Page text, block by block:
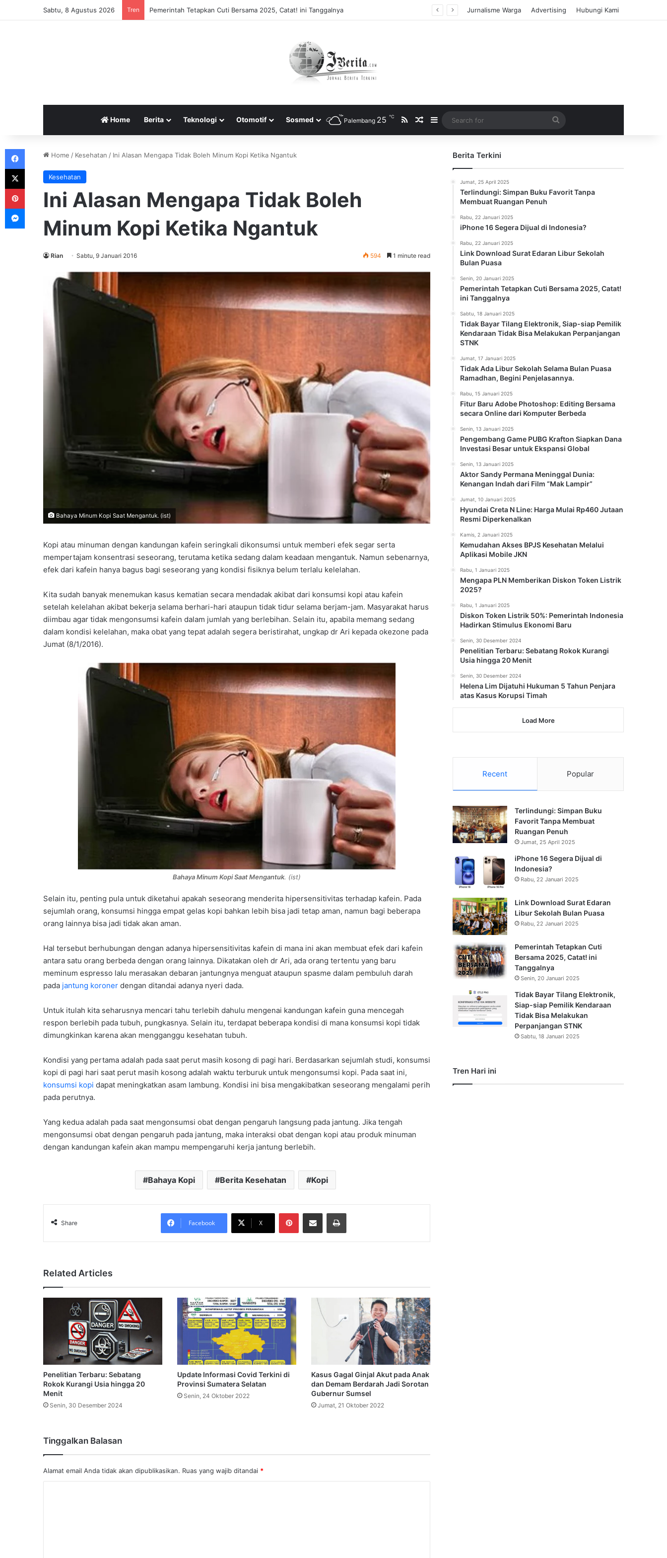
Sabtu, 8 Agustus 2026 Tren Pemerintah Tetapkan Cuti Bersama 2025, Catat! ini Tanggalnya Jurnalisme Warga Advertising Hubungi Kami
Home Berita Teknologi Otomotif Sosmed Palembang 25 ℃ RSSRandom Article
Sidebar
for
Home / Kesehatan / Ini Alasan Mengapa Tidak Boleh Minum Kopi Ketika Ngantuk
Kesehatan
Ini Alasan Mengapa Tidak Boleh
Minum Kopi Ketika Ngantuk
Rian Sabtu, 9 Januari 2016 594 1 minute read
Bahaya Minum Kopi Saat Mengantuk. (ist)
Kopi atau minuman dengan kandungan kafein seringkali dikonsumsi untuk memberi efek segar serta
mempertajam konsentrasi seseorang, terutama ketika sedang dalam keadaan mengantuk. Namun sebenarnya,
efek dari kafein hanya bagus bagi seseorang yang kondisi fisiknya belum terlalu kelelahan.
Kita sudah banyak menemukan kasus kematian secara mendadak akibat dari konsumsi kopi atau kafein
setelah kelelahan akibat bekerja selama berhari-hari ataupun tidak tidur selama berjam-jam. Masyarakat harus
diimbau agar tidak mengonsumsi kafein dalam jumlah yang berlebihan. Selain itu, apabila memang sedang
dalam kondisi kelelahan, maka obat yang tepat adalah segera beristirahat, ungkap dr Ari kepada okezone pada
Jumat (8/1/2016).
Bahaya Minum Kopi Saat Mengantuk. (ist)
Selain itu, penting pula untuk diketahui apakah seseorang menderita hipersensitivitas terhadap kafein. Pada
sejumlah orang, konsumsi hingga empat gelas kopi bahkan lebih bisa jadi tetap aman, namun bagi beberapa
orang lainnya bisa jadi tidak akan aman.
Hal tersebut berhubungan dengan adanya hipersensitivitas kafein di mana ini akan membuat efek dari kafein
antara satu orang berbeda dengan orang lainnya. Dikatakan oleh dr Ari, ada orang tertentu yang baru
meminum espresso lalu merasakan debaran jantungnya menguat ataupun spasme dalam pembuluh darah
pada jantung koroner dengan ditandai adanya nyeri dada.
Untuk itulah kita seharusnya mencari tahu terlebih dahulu mengenai kandungan kafein guna mencegah
respon berlebih pada tubuh, pungkasnya. Selain itu, terdapat beberapa kondisi di mana konsumsi kopi tidak
dimungkinkan karena akan mengganggu kesehatan tubuh.
Kondisi yang pertama adalah pada saat perut masih kosong di pagi hari. Berdasarkan sejumlah studi, konsumsi
kopi di pagi hari saat perut masih kosong adalah waktu terburuk untuk mengonsumsi kopi. Pada saat ini,
konsumsi kopi dapat meningkatkan asam lambung. Kondisi ini bisa mengakibatkan seseorang mengalami perih
pada perutnya.
Yang kedua adalah pada saat mengonsumsi obat dengan pengaruh langsung pada jantung. Jika tengah
mengonsumsi obat dengan pengaruh pada jantung, maka interaksi obat dengan kopi atau produk minuman
dengan kandungan kafein akan mampu mempengaruhi kerja jantung berlebih.
Bahaya Kopi Berita Kesehatan Kopi
Share Facebook X
PinterestShare via Email Print
Related Articles
Penelitian Terbaru: Sebatang
Rokok Kurangi Usia hingga 20
Menit
Senin, 30 Desember 2024
Update Informasi Covid Terkini di
Provinsi Sumatera Selatan
Senin, 24 Oktober 2022
Kasus Gagal Ginjal Akut pada Anak
dan Demam Berdarah Jadi Sorotan
Gubernur Sumsel
Jumat, 21 Oktober 2022
Tinggalkan Balasan
Alamat email Anda tidak akan dipublikasikan. Ruas yang wajib ditandai *
Berita Terkini
Jumat, 25 April 2025
Terlindungi: Simpan Buku Favorit Tanpa
Membuat Ruangan Penuh
Rabu, 22 Januari 2025
iPhone 16 Segera Dijual di Indonesia?
Rabu, 22 Januari 2025
Link Download Surat Edaran Libur Sekolah
Bulan Puasa
Senin, 20 Januari 2025
Pemerintah Tetapkan Cuti Bersama 2025, Catat!
ini Tanggalnya
Sabtu, 18 Januari 2025
Tidak Bayar Tilang Elektronik, Siap-siap Pemilik
Kendaraan Tidak Bisa Melakukan Perpanjangan
STNK
Jumat, 17 Januari 2025
Tidak Ada Libur Sekolah Selama Bulan Puasa
Ramadhan, Begini Penjelasannya.
Rabu, 15 Januari 2025
Fitur Baru Adobe Photoshop: Editing Bersama
secara Online dari Komputer Berbeda
Senin, 13 Januari 2025
Pengembang Game PUBG Krafton Siapkan Dana
Investasi Besar untuk Ekspansi Global
Senin, 13 Januari 2025
Aktor Sandy Permana Meninggal Dunia:
Kenangan Indah dari Film “Mak Lampir”
Jumat, 10 Januari 2025
Hyundai Creta N Line: Harga Mulai Rp460 Jutaan
Resmi Diperkenalkan
Kamis, 2 Januari 2025
Kemudahan Akses BPJS Kesehatan Melalui
Aplikasi Mobile JKN
Rabu, 1 Januari 2025
Mengapa PLN Memberikan Diskon Token Listrik
2025?
Rabu, 1 Januari 2025
Diskon Token Listrik 50%: Pemerintah Indonesia
Hadirkan Stimulus Ekonomi Baru
Senin, 30 Desember 2024
Penelitian Terbaru: Sebatang Rokok Kurangi
Usia hingga 20 Menit
Senin, 30 Desember 2024
Helena Lim Dijatuhi Hukuman 5 Tahun Penjara
atas Kasus Korupsi Timah
Load More
Recent Popular
Terlindungi: Simpan Buku
Favorit Tanpa Membuat
Ruangan Penuh
Jumat, 25 April 2025
iPhone 16 Segera Dijual di
Indonesia?
Rabu, 22 Januari 2025
Link Download Surat Edaran
Libur Sekolah Bulan Puasa
Rabu, 22 Januari 2025
Pemerintah Tetapkan Cuti
Bersama 2025, Catat! ini
Tanggalnya
Senin, 20 Januari 2025
Tidak Bayar Tilang Elektronik,
Siap-siap Pemilik Kendaraan
Tidak Bisa Melakukan
Perpanjangan STNK
Sabtu, 18 Januari 2025
Tren Hari ini
Facebook
X
Pinterest
Messenger